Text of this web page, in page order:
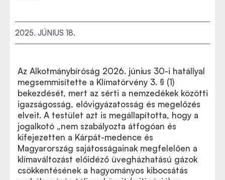
2025. JÚNIUS 18.
Az Alkotmánybíróság 2026. június 30-i hatállyal
megsemmisítette a Klímatörvény 3. § (1)
bekezdését, mert az sérti a nemzedékek közötti
igazságosság, elővigyázatosság és megelőzés
elveit. A testület azt is megállapította, hogy a
jogalkotó „nem szabályozta átfogóan és
kifejezetten a Kárpát-medence és
Magyarország sajátosságainak megfelelően a
klímaváltozást előidéző üvegházhatású gázok
csökkentésének a hagyományos kibocsátás